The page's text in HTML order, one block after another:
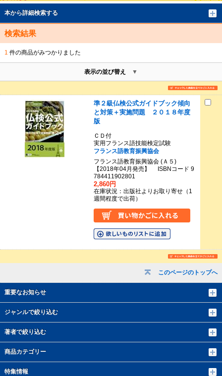
このページのトップへ
重要なお知らせ
ジャンルで絞り込む
著者で絞り込む
商品カテゴリー
特集情報
本から詳細検索する
検索結果
1 件の商品がみつかりました
表示の並び替え
準２級仏検公式ガイドブック傾向
と対策＋実施問題 ２０１８年度
版
ＣＤ付
実用フランス語技能検定試験
フランス語教育振興協会
フランス語教育振興協会 (Ａ５)
【2018年04月発売】 ISBNコード 9
784411902801
2,860円
在庫状況：出版社よりお取り寄せ（1
週間程度で出荷）